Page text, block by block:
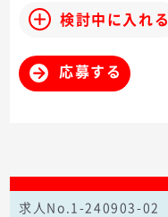
検討中に入れる
応募する
求人No.1-240903-02